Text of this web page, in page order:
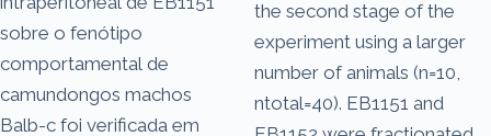
sobre o fenótipo
comportamental de
camundongos machos
Balb-c foi verificada em
the second stage of the
experiment using a larger
number of animals (n=10,
ntotal=40). EB1151 and